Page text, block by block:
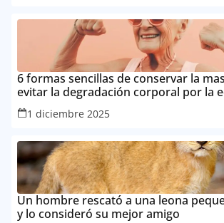
6 formas sencillas de conservar la
evitar la degradación corporal por la
1 diciembre 2025
Un hombre rescató a una leona
y lo consideró su mejor amigo